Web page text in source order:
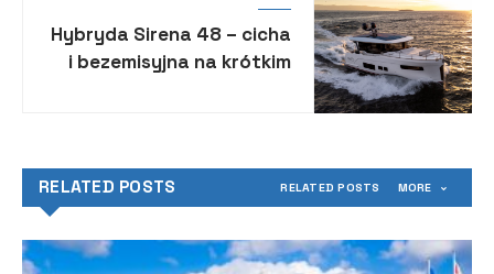
Hybryda Sirena 48 – cicha
i bezemisyjna na krótkim
RELATED POSTS RELATED POSTS MORE